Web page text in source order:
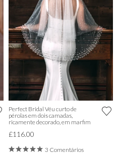
Perfect Bridal Véu curto de
pérolas em dois camadas,
ricamente decorado, em marfim
£116.00
3 Comentários